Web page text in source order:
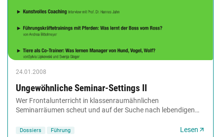
24.01.2008
Ungewöhnliche Seminar-Settings II
Wer Frontalunterricht in klassenraumähnlichen
Seminarräumen scheut und auf der Suche nach lebendigen
Dossiers Führung Lesen